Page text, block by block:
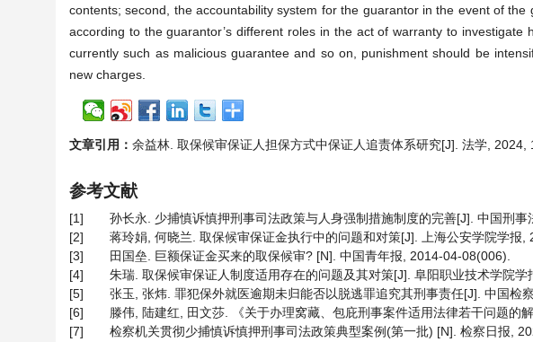
contents; second, the accountability system for the guarantor in the event of
according to the guarantor’s different roles in the act of warranty to
currently such as malicious guarantee and so on, punishment should be
new charges.
文章引用： 余益林. 取保候审保证人担保方式中保证人追责体系研究[J]. 法学, 2024,
参考文献
[1]
孙长永. 少捕慎诉慎押刑事司法政策与人身强制措施制度的完善[J]. 中国刑事
[2]
蒋玲娟, 何晓兰. 取保候审保证金执行中的问题和对策[J]. 上海公安学院学报,
[3]
田国垒. 巨额保证金买来的取保候审? [N]. 中国青年报, 2014-04-08(006).
[4]
朱瑞. 取保候审保证人制度适用存在的问题及其对策[J]. 阜阳职业技术学院学
[5]
张玉, 张炜. 罪犯保外就医逾期未归能否以脱逃罪追究其刑事责任[J]. 中国检
[6]
滕伟, 陆建红, 田文莎. 《关于办理窝藏、包庇刑事案件适用法律若干问题的
[7]
检察机关贯彻少捕慎诉慎押刑事司法政策典型案例(第一批) [N]. 检察日报,